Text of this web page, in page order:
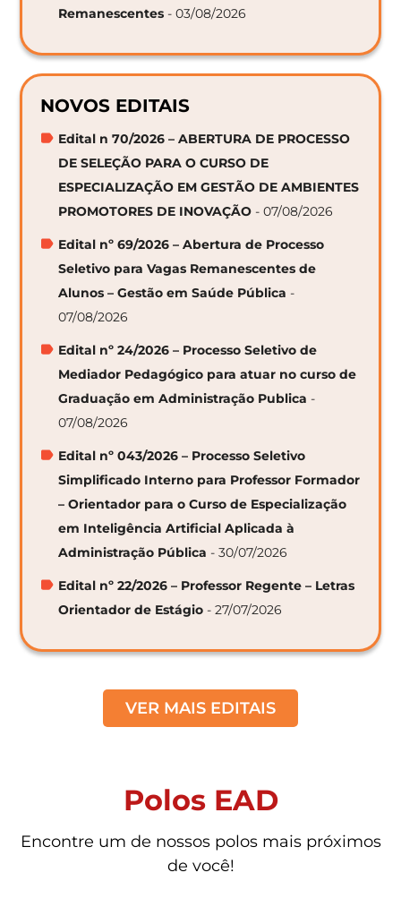
Remanescentes - 03/08/2026
NOVOS EDITAIS
Edital n 70/2026 – ABERTURA DE PROCESSO
DE SELEÇÃO PARA O CURSO DE
ESPECIALIZAÇÃO EM GESTÃO DE AMBIENTES
PROMOTORES DE INOVAÇÃO - 07/08/2026
Edital nº 69/2026 – Abertura de Processo
Seletivo para Vagas Remanescentes de
Alunos – Gestão em Saúde Pública -
07/08/2026
Edital nº 24/2026 – Processo Seletivo de
Mediador Pedagógico para atuar no curso de
Graduação em Administração Publica -
07/08/2026
Edital nº 043/2026 – Processo Seletivo
Simplificado Interno para Professor Formador
– Orientador para o Curso de Especialização
em Inteligência Artificial Aplicada à
Administração Pública - 30/07/2026
Edital nº 22/2026 – Professor Regente – Letras
Orientador de Estágio - 27/07/2026
VER MAIS EDITAIS
Polos EAD
Encontre um de nossos polos mais próximos
de você!